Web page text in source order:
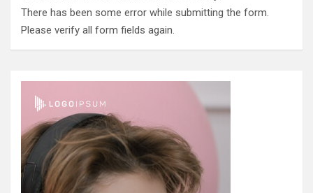
There has been some error while submitting the form.
Please verify all form fields again.